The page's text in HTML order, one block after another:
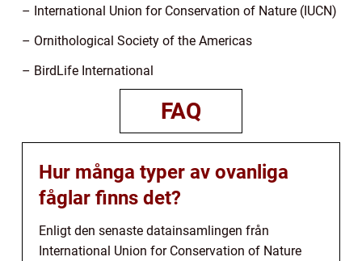
– International Union for Conservation of Nature (IUCN)
– Ornithological Society of the Americas
– BirdLife International
FAQ
Hur många typer av ovanliga
fåglar finns det?
Enligt den senaste datainsamlingen från
International Union for Conservation of Nature